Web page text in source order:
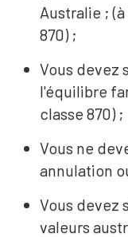
Australie ;
870) ;
Vous devez
l'équilibre
classe 870) ;
Vous ne
annulation
Vous devez
valeurs